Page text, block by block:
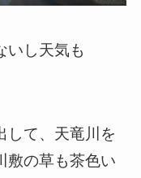
いし天気も
して、天竜川を
敷の草も茶色い